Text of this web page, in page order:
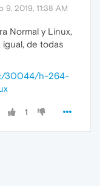
9, 2019, 11:38 AM
Normal y Linux,
igual, de todas
30044/h-264-
1